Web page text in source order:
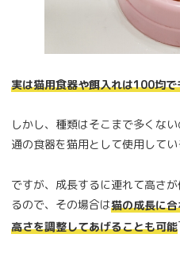
実は猫用食器や餌入れは100均
しかし、種類はそこまで多くな
通の食器を猫用として使用してい
ですが、成長するに連れて高さ
るので、その場合は猫の成長に
高さを調整してあげることも可能